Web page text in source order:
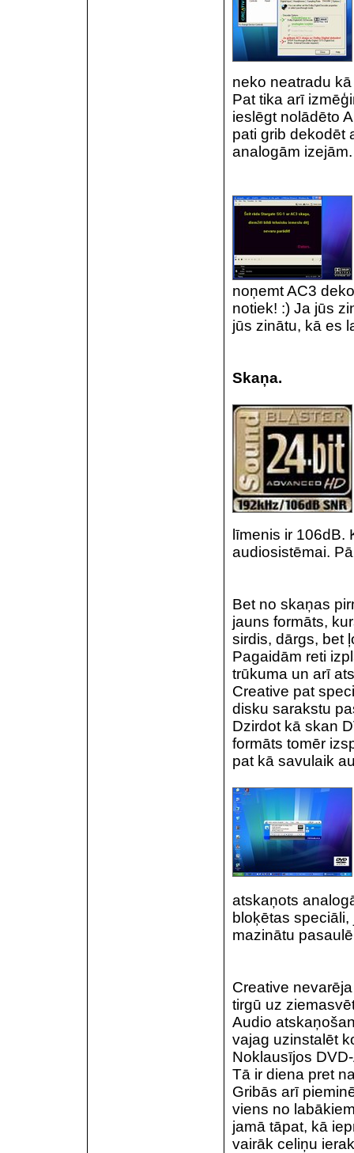
neko neatradu
Pat tika arī
ieslēgt nolādēto
pati grib dekodēt
analogām izejām.
noņemt AC3
notiek! :) Ja jūs
jūs zinātu, kā es
Skaņa.
līmenis ir 106dB.
audiosistēmai.
Bet no skaņas
jauns formāts,
sirdis, dārgs, bet
Pagaidām reti
trūkuma un arī
Creative pat
disku sarakstu
Dzirdot kā skan
formāts tomēr
pat kā savulaik
atskaņots
bloķētas
mazinātu
Creative
tirgū uz
Audio
vajag uzinstalēt
Noklausījos
Tā ir diena pret
Gribās arī
viens no
jamā tāpat, kā
vairāk celiņu